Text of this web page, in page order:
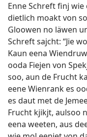
Enne Schreft finj wie
dietlich moakt von
Gloowen no läwen
Schreft sajcht: “Jie
Kaun eena
ooda Fiejen von
soo, aun de Frucht
eene Wienrank es
es daut met de
Frucht kjikjt, aulsoo
eena weeten, aus